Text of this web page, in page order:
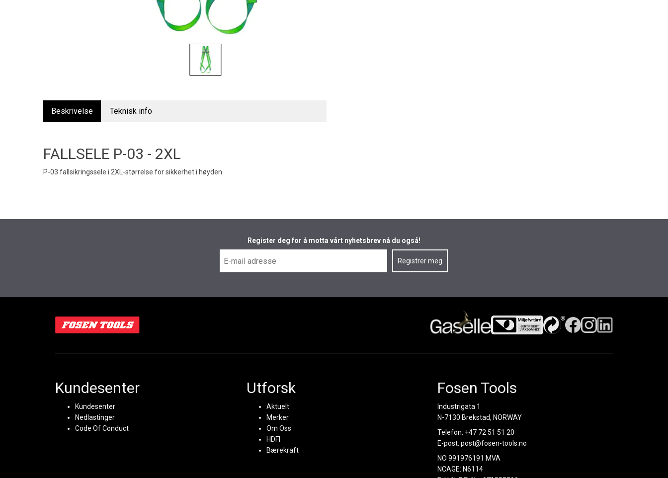
Beskrivelse Teknisk info
FALLSELE P-03 - 2XL
P-03 fallsikringssele i 2XL-størrelse for sikkerhet i høyden.
Register deg for å motta vårt nyhetsbrev nå du også!
Kundesenter
Kundesenter
Nedlastinger
Code Of Conduct
Utforsk
Aktuelt
Merker
Om Oss
HDFI
Bærekraft
Fosen Tools
Industrigata 1
N-7130 Brekstad, NORWAY
Telefon: +47 72 51 51 20
E-post:post@fosen-tools.no
NO 991976191 MVA
NCAGE: N6114